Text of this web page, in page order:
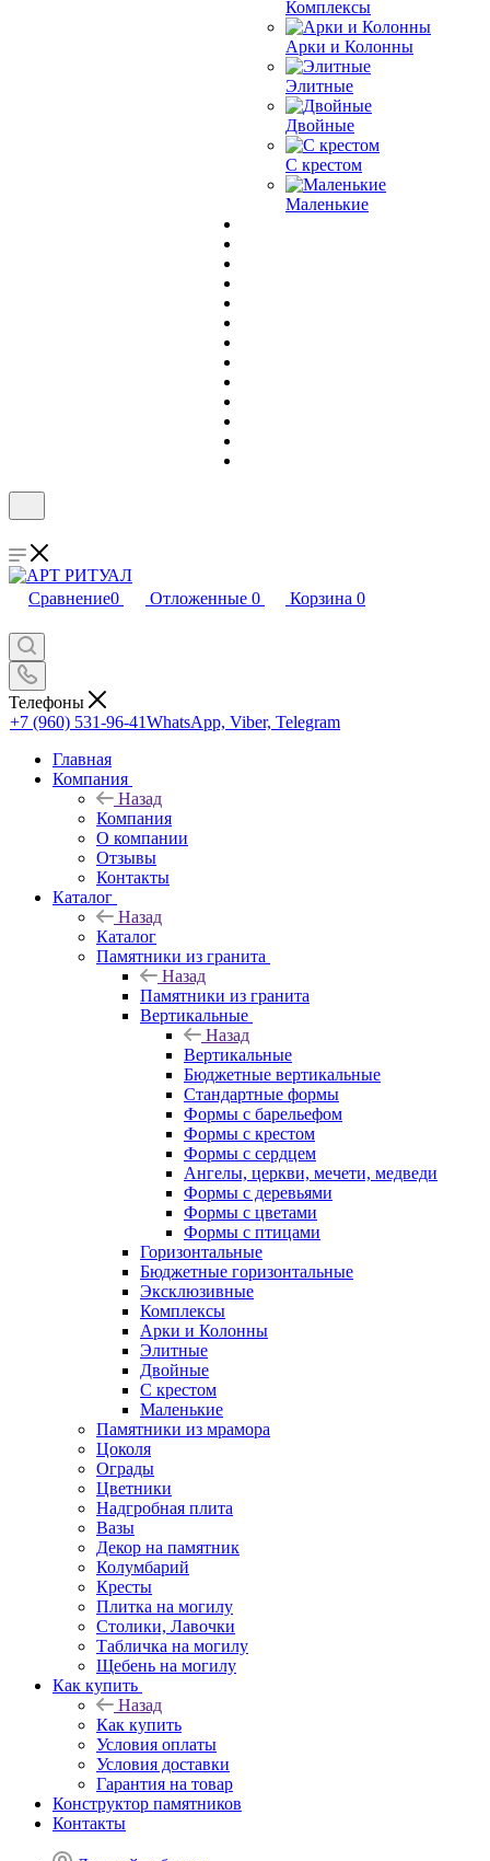
Комплексы
Арки и Колонны
Элитные
Двойные
С крестом
Маленькие
Сравнение0 Отложенные 0 Корзина 0
Телефоны
+7 (960) 531-96-41WhatsApp, Viber, Telegram
Главная
Компания
Назад
Компания
О компании
Отзывы
Контакты
Каталог
Назад
Каталог
Памятники из гранита
Назад
Памятники из гранита
Вертикальные
Назад
Вертикальные
Бюджетные вертикальные
Стандартные формы
Формы с барельефом
Формы с крестом
Формы с сердцем
Ангелы, церкви, мечети, медведи
Формы с деревьями
Формы с цветами
Формы с птицами
Горизонтальные
Бюджетные горизонтальные
Эксклюзивные
Комплексы
Арки и Колонны
Элитные
Двойные
С крестом
Маленькие
Памятники из мрамора
Цоколя
Ограды
Цветники
Надгробная плита
Вазы
Декор на памятник
Колумбарий
Кресты
Плитка на могилу
Столики, Лавочки
Табличка на могилу
Щебень на могилу
Как купить
Назад
Как купить
Условия оплаты
Условия доставки
Гарантия на товар
Конструктор памятников
Контакты